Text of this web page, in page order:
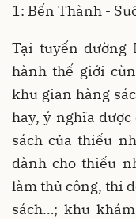
1: Bến Thành -
Tại tuyến đường
hành thế giới
khu gian hàng
hay, ý nghĩa
sách của thiếu
dành cho thiếu
làm thủ công, thi
sách…; khu